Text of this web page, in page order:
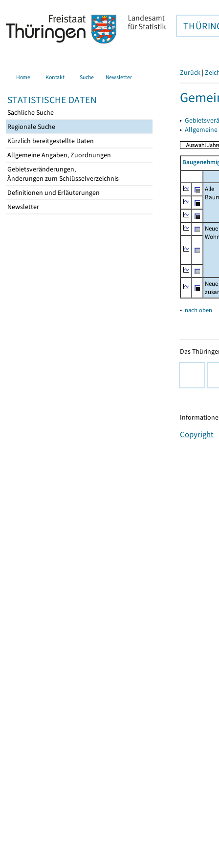
Home Kontakt Suche Newsletter
STATISTISCHE DATEN
Sachliche Suche
Regionale Suche
Kürzlich bereitgestellte Daten
Allgemeine Angaben, Zuordnungen
Gebietsveränderungen,
Änderungen zum Schlüsselverzeichnis
Definitionen und Erläuterungen
Newsletter
Zurück |
▸
▸
Alle
Neue
▴ nach oben
Das
Copyright